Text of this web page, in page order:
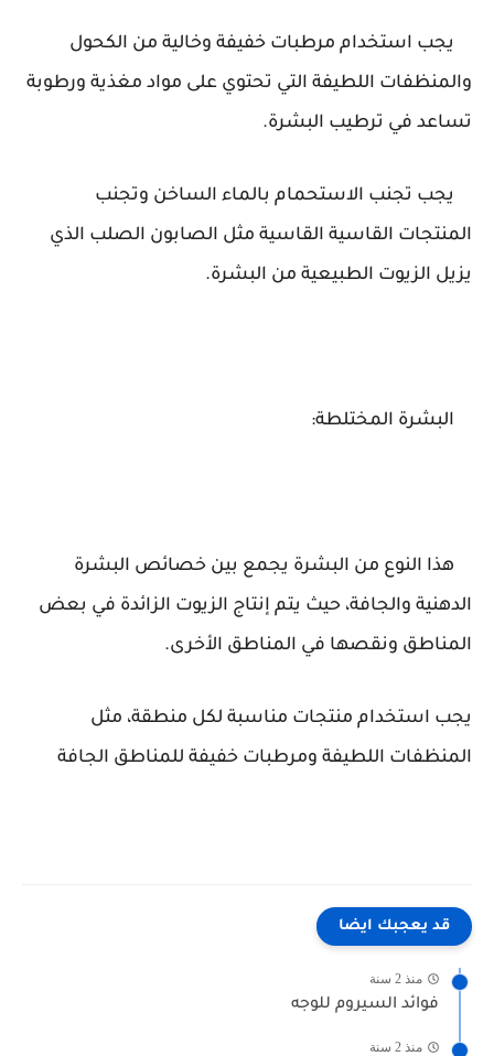
يجب استخدام مرطبات خفيفة وخالية من الكحول
والمنظفات اللطيفة التي تحتوي على مواد مغذية ورطوبة
تساعد في ترطيب البشرة.
يجب تجنب الاستحمام بالماء الساخن وتجنب
المنتجات القاسية القاسية مثل الصابون الصلب الذي
يزيل الزيوت الطبيعية من البشرة.
البشرة المختلطة:
هذا النوع من البشرة يجمع بين خصائص البشرة
الدهنية والجافة، حيث يتم إنتاج الزيوت الزائدة في بعض
المناطق ونقصها في المناطق الأخرى.
يجب استخدام منتجات مناسبة لكل منطقة، مثل
المنظفات اللطيفة ومرطبات خفيفة للمناطق الجافة
قد يعجبك ايضا
منذ 2 سنة
فوائد السيروم للوجه
منذ 2 سنة